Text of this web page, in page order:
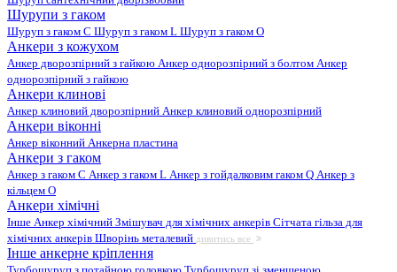
Шурупи з гаком
Шуруп з гаком C Шуруп з гаком L Шуруп з гаком O
Анкери з кожухом
Анкер дворозпірний з гайкою Анкер однорозпірний з болтом Анкер
однорозпірний з гайкою
Анкери клинові
Анкер клиновий дворозпірний Анкер клиновий однорозпірний
Анкери віконні
Анкер віконний Анкерна пластина
Анкери з гаком
Анкер з гаком C Анкер з гаком L Анкер з гойдалковим гаком Q Анкер з
кільцем O
Анкери хімічні
Інше Анкер хімічний Змішувач для хімічних анкерів Сітчата гільза для
хімічних анкерів Шворінь металевий дивитись все
Інше анкерне кріплення